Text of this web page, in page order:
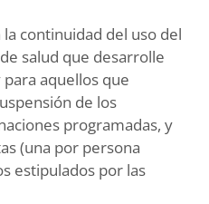
continuidad del uso del
salud que desarrolle
aquellos que
de los
programadas, y
(una por persona
estipulados por las